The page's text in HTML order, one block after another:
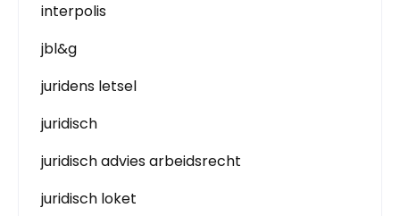
interpolis
jbl&g
juridens letsel
juridisch
juridisch advies arbeidsrecht
juridisch loket